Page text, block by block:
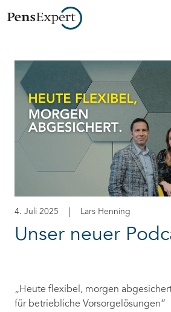
4. Juli 2025 Lars Henning
Unser neuer
„Heute flexibel, morgen
für betriebliche Vorsorgelösungen“